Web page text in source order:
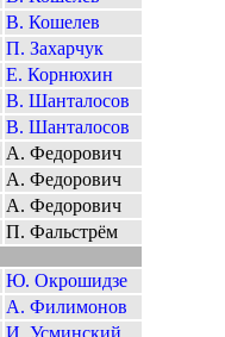
В. Кошелев
П. Захарчук
Е. Корнюхин
В. Шанталосов
В. Шанталосов
А. Федорович
А. Федорович
А. Федорович
П. Фальстрём
Ю. Окрошидзе
А. Филимонов